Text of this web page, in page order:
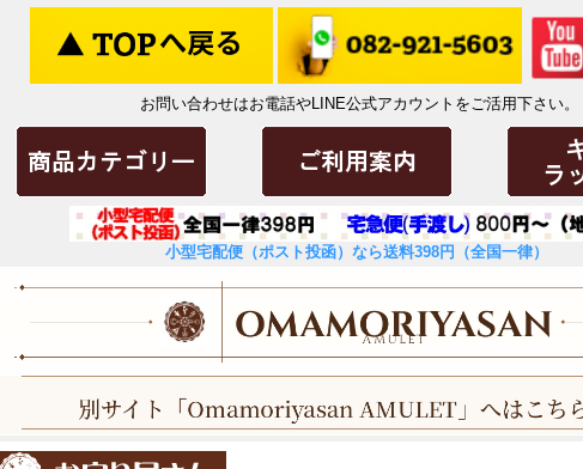
お問い合わせはお電話やLINE公式アカウントをご活用下さい。
小型宅配便（ポスト投函）なら送料398円（全国一律）